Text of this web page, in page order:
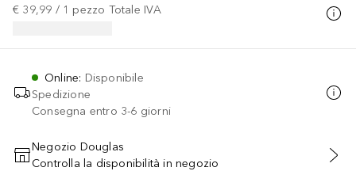
€ 39,99 / 1 pezzo Totale IVA
Online: Disponibile
Spedizione
Consegna entro 3-6 giorni
AGGIUNGI AL CARRELLO
Negozio Douglas
Controlla la disponibilità in negozio